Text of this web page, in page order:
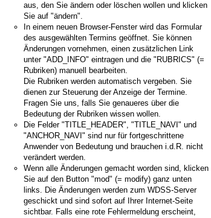
aus, den Sie ändern oder löschen wollen und klicken
Sie auf "ändern".
In einem neuen Browser-Fenster wird das Formular
des ausgewählten Termins geöffnet. Sie können
Änderungen vornehmen, einen zusätzlichen Link
unter "ADD_INFO" eintragen und die "RUBRICS" (=
Rubriken) manuell bearbeiten.
Die Rubriken werden automatisch vergeben. Sie
dienen zur Steuerung der Anzeige der Termine.
Fragen Sie uns, falls Sie genaueres über die
Bedeutung der Rubriken wissen wollen.
Die Felder "TITLE_HEADER", "TITLE_NAVI" und
"ANCHOR_NAVI" sind nur für fortgeschrittene
Anwender von Bedeutung und brauchen i.d.R. nicht
verändert werden.
Wenn alle Änderungen gemacht worden sind, klicken
Sie auf den Button "mod" (= modify) ganz unten
links. Die Änderungen werden zum WDSS-Server
geschickt und sind sofort auf Ihrer Internet-Seite
sichtbar. Falls eine rote Fehlermeldung erscheint,